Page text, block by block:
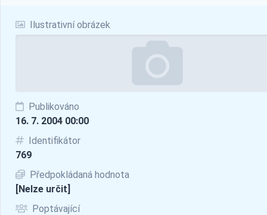
Ilustrativní obrázek
Publikováno
16. 7. 2004 00:00
Identifikátor
769
Předpokládaná hodnota
[Nelze určit]
Poptávající